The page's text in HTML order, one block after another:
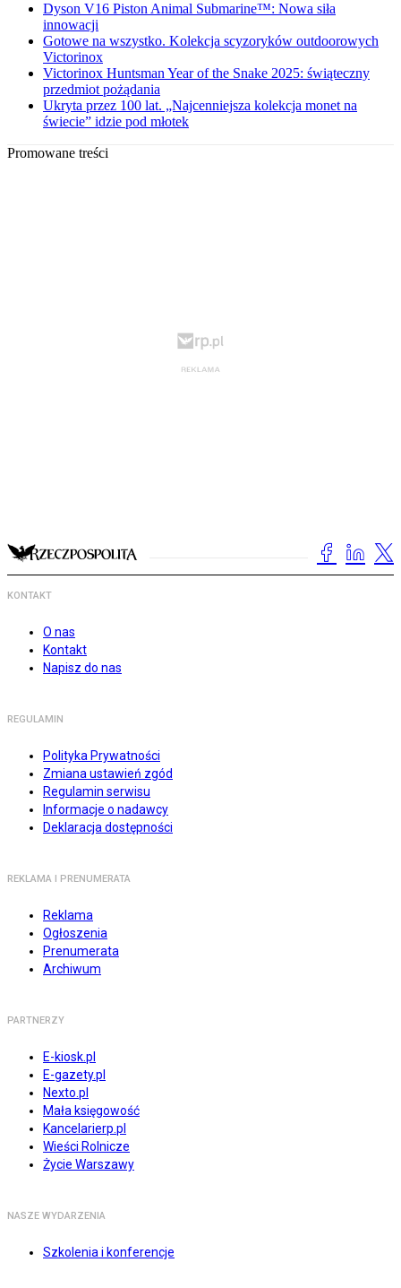
Dyson V16 Piston Animal Submarine™: Nowa siła
innowacji
Gotowe na wszystko. Kolekcja scyzoryków outdoorowych
Victorinox
Victorinox Huntsman Year of the Snake 2025: świąteczny
przedmiot pożądania
Ukryta przez 100 lat. „Najcenniejsza kolekcja monet na
świecie” idzie pod młotek
Promowane treści
KONTAKT
O nas
Kontakt
Napisz do nas
REGULAMIN
Polityka Prywatności
Zmiana ustawień zgód
Regulamin serwisu
Informacje o nadawcy
Deklaracja dostępności
REKLAMA I PRENUMERATA
Reklama
Ogłoszenia
Prenumerata
Archiwum
PARTNERZY
E-kiosk.pl
E-gazety.pl
Nexto.pl
Mała księgowość
Kancelarierp.pl
Wieści Rolnicze
Życie Warszawy
NASZE WYDARZENIA
Szkolenia i konferencje